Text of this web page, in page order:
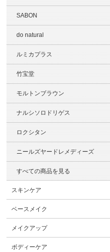
SABON
do natural
ルミカプラス
竹宝堂
モルトンブラウン
ナルシソロドリゲス
ロクシタン
ニールズヤードレメディーズ
すべての商品を見る
スキンケア
ベースメイク
メイクアップ
ボディーケア